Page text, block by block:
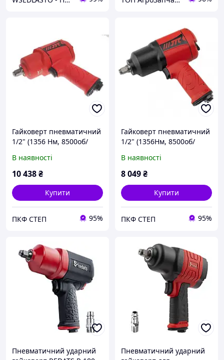
Гайковерт пневматичний
1/2" (1356 Нм, 8500об/
композитний корпус,
7657 JTC
В наявності
10 438₴
Купити
ПКФ СТЕП 95%
Гайковерт пневматичний
1/2" (1356Нм, 8500об/
композитний корпус,
7238 JTC
В наявності
8 049₴
Купити
ПКФ СТЕП 95%
Пневматичний ударний
Пневматичний ударний